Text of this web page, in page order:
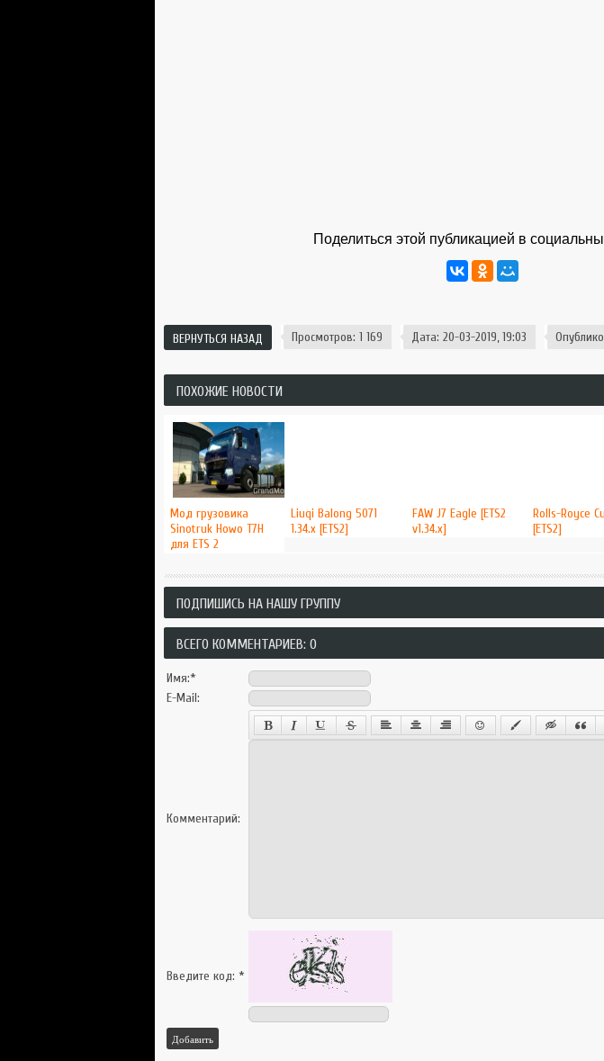
Поделиться этой публикацией в
ВЕРНУТЬСЯ НАЗАД Просмотров: 1 169 Дата: 20-03-2019, 19:03
ПОХОЖИЕ НОВОСТИ
Мод грузовика
Sinotruk Howo T7H
для ETS 2
Liuqi Balong 5071
1.34.x [ETS2]
FAW J7 Eagle [ETS2
v1.34.x]
Rolls-Royce
[ETS2]
ПОДПИШИСЬ НА НАШУ ГРУППУ
ВСЕГО КОММЕНТАРИЕВ: 0
Имя:*
E-Mail:
Комментарий:
Введите код: *
Добавить